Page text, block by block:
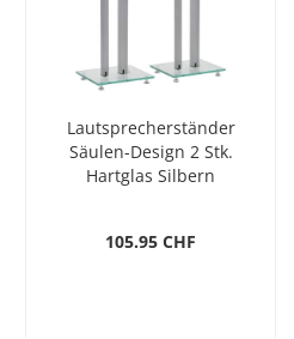
Lautsprecherständer
Säulen-Design 2 Stk.
Hartglas Silbern
105.95 CHF